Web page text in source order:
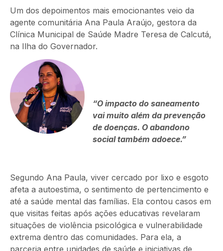
Um dos depoimentos mais emocionantes veio da
agente comunitária Ana Paula Araújo, gestora da
Clínica Municipal de Saúde Madre Teresa de Calcutá,
na Ilha do Governador.
“O impacto do saneamento
vai muito além da prevenção
de doenças. O abandono
social também adoece.”
Segundo Ana Paula, viver cercado por lixo e esgoto
afeta a autoestima, o sentimento de pertencimento e
até a saúde mental das famílias. Ela contou casos em
que visitas feitas após ações educativas revelaram
situações de violência psicológica e vulnerabilidade
extrema dentro das comunidades. Para ela, a
parceria entre unidades de saúde e iniciativas de